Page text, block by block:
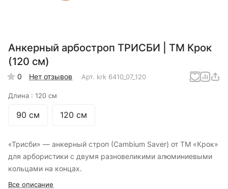
Анкерный арбостроп ТРИСБИ | ТМ Крок
(120 см)
0 Нет отзывов Арт. krk 6410_07_120
Длина : 120 см
90 см 120 см
«Трисби» — анкерный строп (Cambium Saver) от ТМ «Крок»
для арбористики с двумя разновеликими алюминиевыми
кольцами на концах.
Все описание